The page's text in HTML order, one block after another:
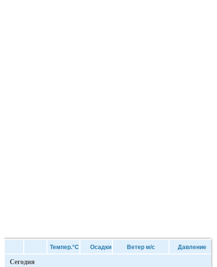
Темпер.°C Осадки Ветер м/с Давление
Сегодня